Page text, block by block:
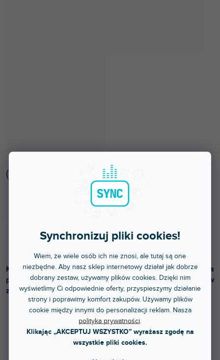
Synchronizuj pliki cookies!
Wiem, że wiele osób ich nie znosi, ale tutaj są one
niezbędne. Aby nasz sklep internetowy działał jak dobrze
dobrany zestaw, używamy plików cookies. Dzięki nim
wyświetlimy Ci odpowiednie oferty, przyspieszymy działanie
strony i poprawimy komfort zakupów. Używamy plików
cookie między innymi do personalizacji reklam. Nasza
polityka prywatności.
Klikając „AKCEPTUJ WSZYSTKO” wyrażasz zgodę na
wszystkie pliki cookies.
278 zł
Dostępny w sklepie stacjonarnym
(
Klasyczna gitara rozmiar 4/4 odpowiednia dla
początkujących. Drewno lipowe warstwowe, 19 progów, w
zestawie z pokrowcem. Kolor niebieski.